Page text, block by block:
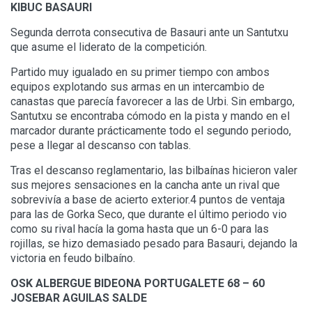
KIBUC BASAURI
Segunda derrota consecutiva de Basauri ante un Santutxu
que asume el liderato de la competición.
Partido muy igualado en su primer tiempo con ambos
equipos explotando sus armas en un intercambio de
canastas que parecía favorecer a las de Urbi. Sin embargo,
Santutxu se encontraba cómodo en la pista y mando en el
marcador durante prácticamente todo el segundo periodo,
pese a llegar al descanso con tablas.
Tras el descanso reglamentario, las bilbaínas hicieron valer
sus mejores sensaciones en la cancha ante un rival que
sobrevivía a base de acierto exterior.4 puntos de ventaja
para las de Gorka Seco, que durante el último periodo vio
como su rival hacía la goma hasta que un 6-0 para las
rojillas, se hizo demasiado pesado para Basauri, dejando la
victoria en feudo bilbaíno.
OSK ALBERGUE BIDEONA PORTUGALETE 68 – 60
JOSEBAR AGUILAS SALDE